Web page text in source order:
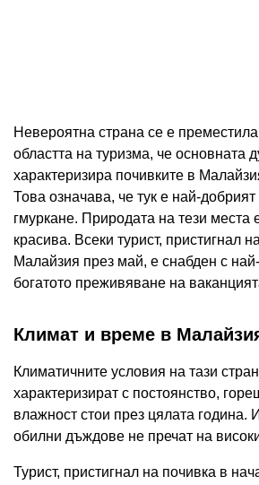
Невероятна страна се е
областта на туризма, че основната
характеризира почивките в
Това означава, че тук е най-
гмуркане. Природата на тези места
красива. Всеки турист, пристигнал
Малайзия през май, е снабден с
богатото преживяване на
Климат и време в
Климатичните условия на тази
характеризират с постоянство,
влажност стои през цялата година.
обилни дъждове не пречат на
Турист, пристигнал на почивка в